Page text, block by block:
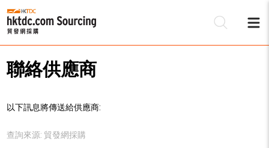
聯絡供應商
以下訊息將傳送給供應商:
查詢來源: 貿發網採購